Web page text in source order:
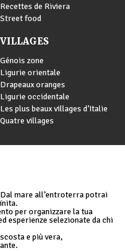
Recettes de Riviera
Street food
VILLAGES
Génois zone
Ligurie orientale
Drapeaux oranges
Ligurie occidentale
Les plus beaux villages d’Italie
Quatre villages
mare all’entroterra potrai
per organizzare la tua
esperienze selezionate da chi
e più vera,